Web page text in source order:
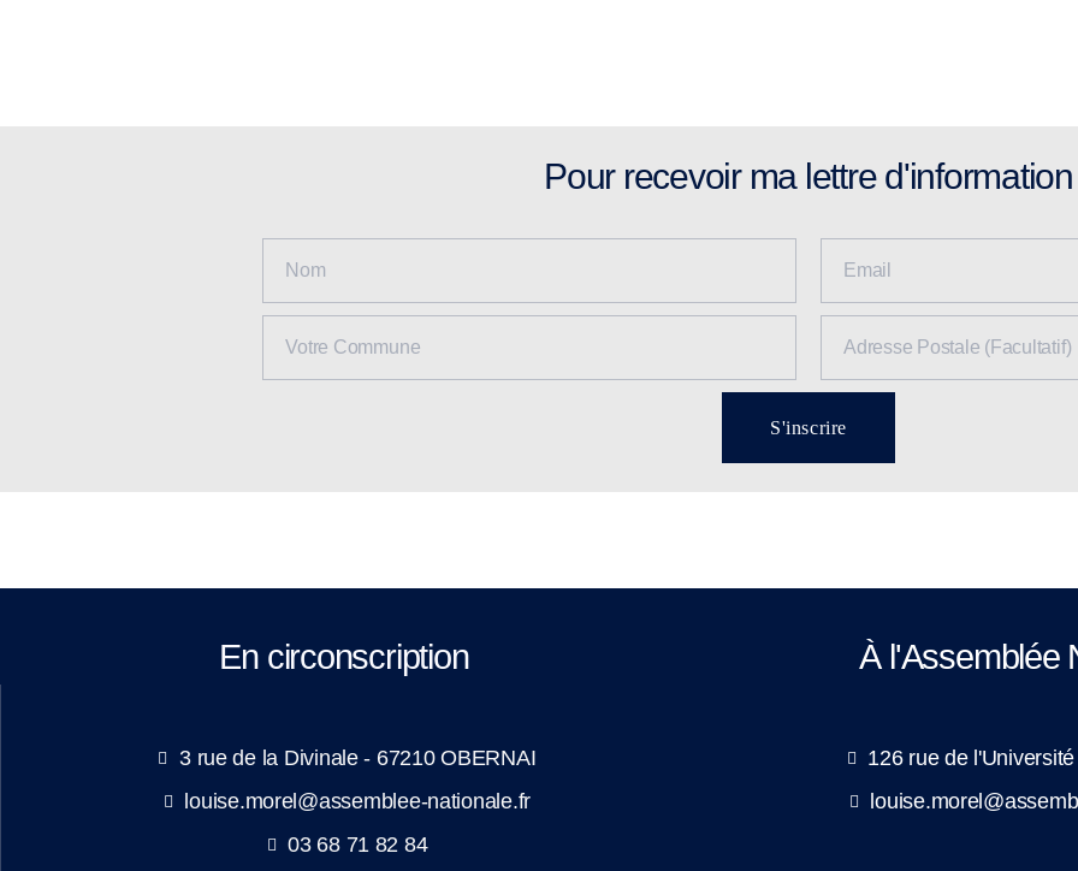
Pour recevoir ma lettre d'information
S'inscrire
En circonscription
3 rue de la Divinale - 67210 OBERNAI
louise.morel@assemblee-nationale.fr
03 68 71 82 84
À l'Assemblée
126 rue de